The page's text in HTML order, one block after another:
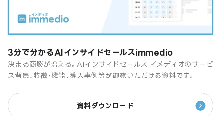
3分で分かるAIインサイドセールスimmedio
決まる商談が増える。AIインサイドセールス イメディオのサービ
ス背景、特徴・機能、導入事例等が御覧いただける資料です。
資料ダウンロード